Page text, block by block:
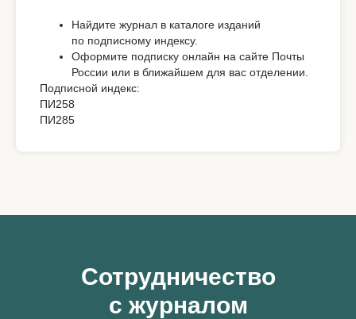
Найдите журнал в каталоге изданий
по подписному индексу.
Оформите подписку онлайн на сайте Почты
России или в ближайшем для вас отделении.
Подписной индекс:
ПИ258
ПИ285
Сотрудничество
с журналом